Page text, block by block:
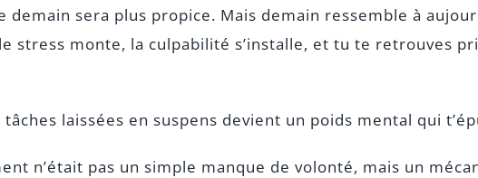
demain sera plus propice. Mais demain ressemble à
stress monte, la culpabilité s’installe, et tu te retrouves
tâches laissées en suspens devient un poids mental qui
n’était pas un simple manque de volonté, mais un